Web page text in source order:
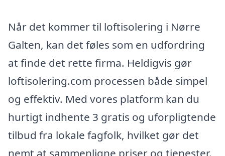
Når det kommer til loftisolering i Nørre
Galten, kan det føles som en udfordring
at finde det rette firma. Heldigvis gør
loftisolering.com processen både simpel
og effektiv. Med vores platform kan du
hurtigt indhente 3 gratis og uforpligtende
tilbud fra lokale fagfolk, hvilket gør det